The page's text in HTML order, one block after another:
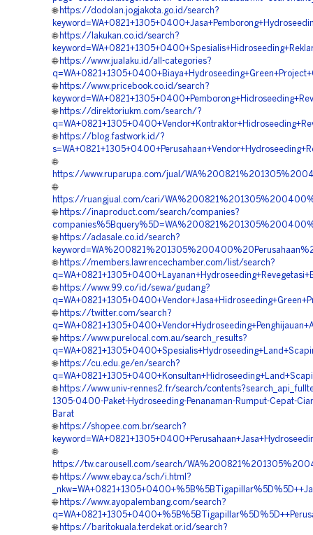
🌐 https://dodolan.jogjakota.go.id/search?
🌐 https://lakukan.co.id/search?
🌐 https://www.jualaku.id/all-categories?
🌐 https://www.pricebook.co.id/search?
🌐 https://direktoriukm.com/search/?
🌐 https://blog.fastwork.id/?
🌐
https://www.ruparupa.com/jual/
🌐
https://ruangjual.com/cari/
🌐 https://inaproduct.com/search/companies?
🌐 https://adasale.co.id/search?
🌐 https://members.lawrencechamber.com/list/search?
🌐 https://www.99.co/id/sewa/gudang?
🌐 https://twitter.com/search?
🌐 https://www.purelocal.com.au/search_results?
🌐 https://cu.edu.ge/en/search?
🌐 https://www.univ-rennes2.fr/search/
1305-0400-Paket-Hydroseeding-Penanaman-Rumput-Cepat-
Barat
🌐 https://shopee.com.br/search?
🌐
https://tw.carousell.com/search/
🌐 https://www.ebay.ca/sch/i.html?
🌐 https://www.ayopalembang.com/search?
🌐 https://baritokuala.terdekat.or.id/search?